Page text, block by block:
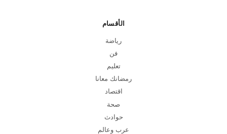
الأقسام
رياضة
فن
تعليم
رمضانك معانا
اقتصاد
صحة
حوادث
عرب وعالم